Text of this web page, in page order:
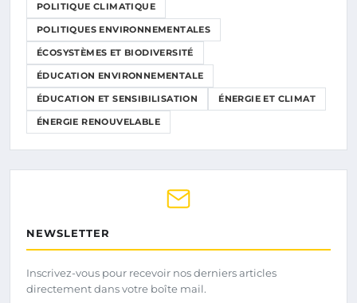
POLITIQUE CLIMATIQUE
POLITIQUES ENVIRONNEMENTALES
ÉCOSYSTÈMES ET BIODIVERSITÉ
ÉDUCATION ENVIRONNEMENTALE
ÉDUCATION ET SENSIBILISATION ÉNERGIE ET CLIMAT
ÉNERGIE RENOUVELABLE
NEWSLETTER
Inscrivez-vous pour recevoir nos derniers articles
directement dans votre boîte mail.